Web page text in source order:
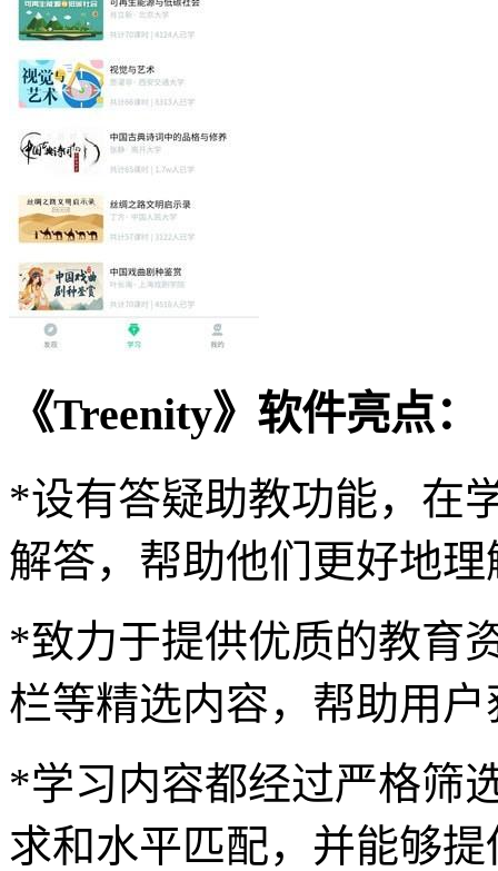
《Treenity》软件亮点：
*设有答疑助教功能，在
解答，帮助他们更好地
*致力于提供优质的教育
栏等精选内容，帮助用
*学习内容都经过严格筛
求和水平匹配，并能够